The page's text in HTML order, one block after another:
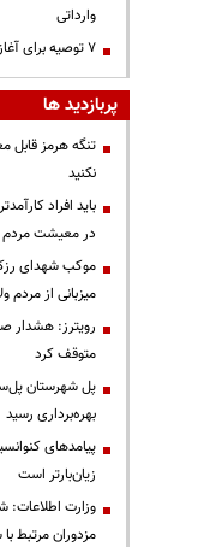
وارداتی
۷ توصیه برای آغاز نویسندگی
پربازدید ها
تنگه هرمز قابل
نکنید
باید افراد
در معیشت مردم
میزبانی از مردم
رویترز: هشدار
متوقف کرد
بهره‌برداری رسید
پیامدهای
زیان‌بارتر است
مزدوران مرتبط